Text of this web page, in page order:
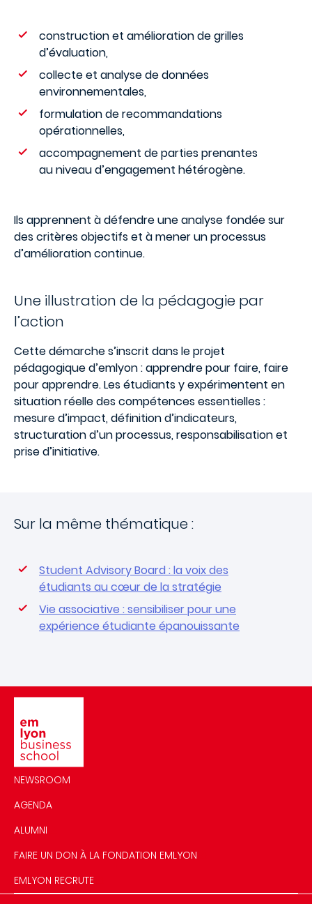
construction et amélioration de grilles
d’évaluation,
collecte et analyse de données
environnementales,
formulation de recommandations
opérationnelles,
accompagnement de parties prenantes
au niveau d’engagement hétérogène.
Ils apprennent à défendre une analyse fondée sur
des critères objectifs et à mener un processus
d’amélioration continue.
Une illustration de la pédagogie par
l’action
Cette démarche s’inscrit dans le projet
pédagogique d’emlyon : apprendre pour faire, faire
pour apprendre. Les étudiants y expérimentent en
situation réelle des compétences essentielles :
mesure d’impact, définition d’indicateurs,
structuration d’un processus, responsabilisation et
prise d’initiative.
Sur la même thématique :
Student Advisory Board : la voix des
étudiants au cœur de la stratégie
Vie associative : sensibiliser pour une
expérience étudiante épanouissante
NEWSROOM
AGENDA
ALUMNI
FAIRE UN DON À LA FONDATION EMLYON
EMLYON RECRUTE